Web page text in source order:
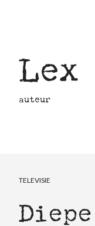
Lex
auteur
TELEVISIE